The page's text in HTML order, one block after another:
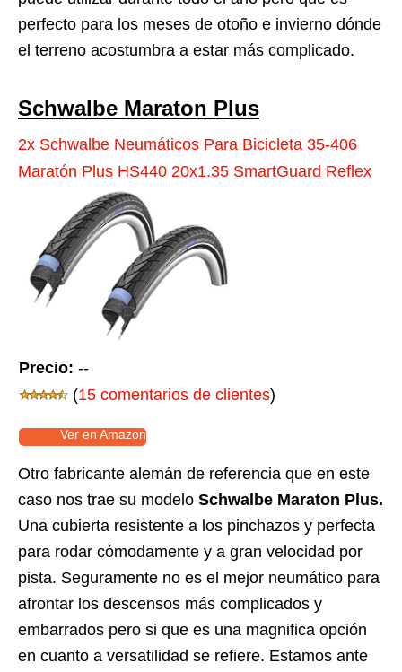
perfecto para los meses de otoño e invierno dónde
el terreno acostumbra a estar más complicado.
Schwalbe Maraton Plus
2x Schwalbe Neumáticos Para Bicicleta 35-406
Maratón Plus HS440 20x1.35 SmartGuard Reflex
Precio: --
(15 comentarios de clientes)
Ver en Amazon
Otro fabricante alemán de referencia que en este
caso nos trae su modelo Schwalbe Maraton Plus.
Una cubierta resistente a los pinchazos y perfecta
para rodar cómodamente y a gran velocidad por
pista. Seguramente no es el mejor neumático para
afrontar los descensos más complicados y
embarrados pero si que es una magnifica opción
en cuanto a versatilidad se refiere. Estamos ante